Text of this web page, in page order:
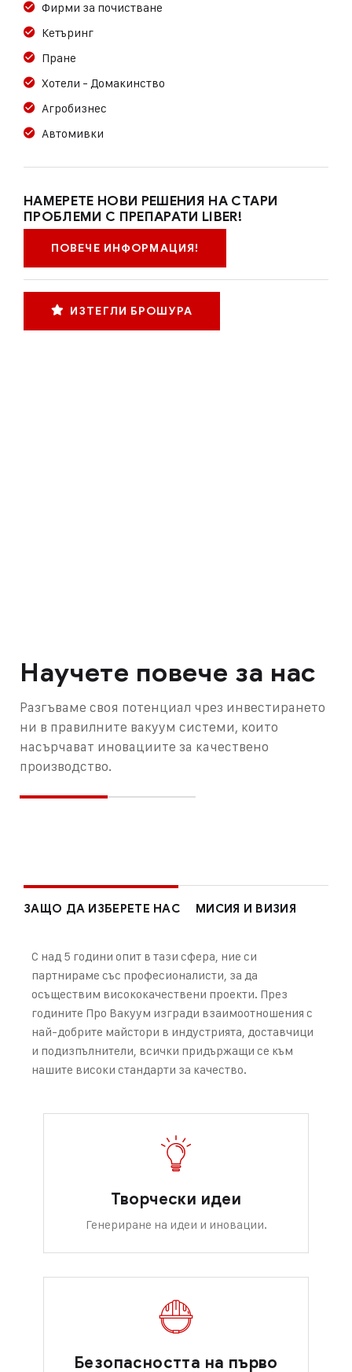
Фирми за почистване
Кетъринг
Пране
Хотели - Домакинство
Агробизнес
Автомивки
НАМЕРЕТЕ НОВИ РЕШЕНИЯ НА СТАРИ
ПРОБЛЕМИ С ПРЕПАРАТИ LIBER!
ПОВЕЧЕ ИНФОРМАЦИЯ!
ИЗТЕГЛИ БРОШУРА
Научете повече за нас
Разгъваме своя потенциал чрез инвестирането
ни в правилните вакуум системи, които
насърчават иновациите за качествено
производство.
ЗАЩО ДА ИЗБЕРЕТЕ НАС МИСИЯ И ВИЗИЯ
С над 5 години опит в тази сфера, ние си
партнираме със професионалисти, за да
осъществим висококачествени проекти. През
годините Про Вакуум изгради взаимоотношения с
най-добрите майстори в индустрията, доставчици
и подизпълнители, всички придържащи се към
нашите високи стандарти за качество.
Творчески идеи
Генериране на идеи и иновации.
Безопасността на първо